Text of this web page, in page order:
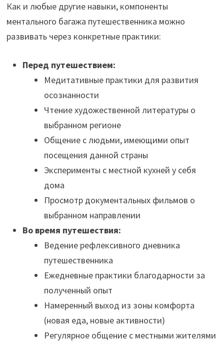
Как и любые другие навыки, компоненты
ментального багажа путешественника можно
развивать через конкретные практики:
Перед путешествием:
Медитативные практики для развития
осознанности
Чтение художественной литературы о
выбранном регионе
Общение с людьми, имеющими опыт
посещения данной страны
Эксперименты с местной кухней у себя
дома
Просмотр документальных фильмов о
выбранном направлении
Во время путешествия:
Ведение рефлексивного дневника
путешественника
Ежедневные практики благодарности за
полученный опыт
Намеренный выход из зоны комфорта
(новая еда, новые активности)
Регулярное общение с местными жителями